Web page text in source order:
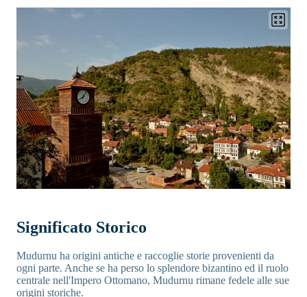
Significato Storico
Mudurnu ha origini antiche e raccoglie storie provenienti da
ogni parte. Anche se ha perso lo splendore bizantino ed il ruolo
centrale nell'Impero Ottomano, Mudurnu rimane fedele alle sue
origini storiche.